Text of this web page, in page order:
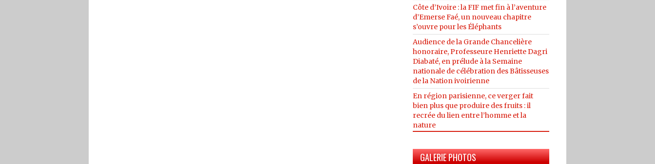
Côte d’Ivoire : la FIF met fin à l’aventure
d’Emerse Faé, un nouveau chapitre
s’ouvre pour les Éléphants
Audience de la Grande Chancelière
honoraire, Professeure Henriette Dagri
Diabaté, en prélude à la Semaine
nationale de célébration des Bâtisseuses
de la Nation ivoirienne
En région parisienne, ce verger fait
bien plus que produire des fruits : il
recrée du lien entre l’homme et la
nature
GALERIE PHOTOS